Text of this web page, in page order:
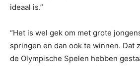
ideaal is.”
“Het is wel gek om met grote
springen en dan ook te winnen. Dat
de Olympische Spelen hebben